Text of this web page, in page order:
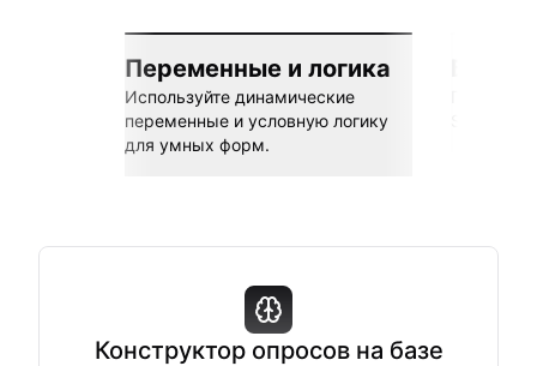
Переменные и логика
Используйте динамические
переменные и условную логику
для умных форм.
Конструктор опросов на базе